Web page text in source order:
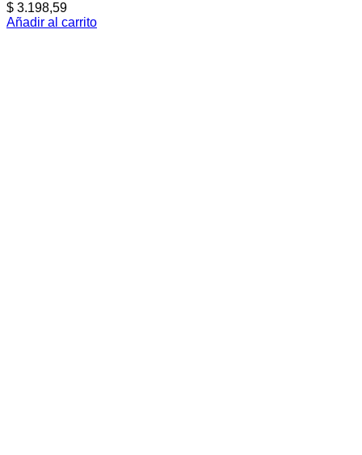
$ 3.198,59
Añadir al carrito